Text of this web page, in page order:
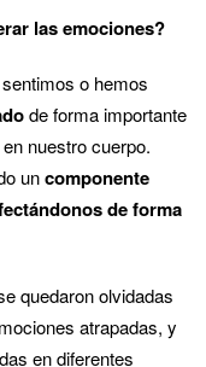
las emociones?
o hemos
de forma importante
en nuestro cuerpo.
uncomponente
de forma
quedaron olvidadas
atrapadas, y
en diferentes